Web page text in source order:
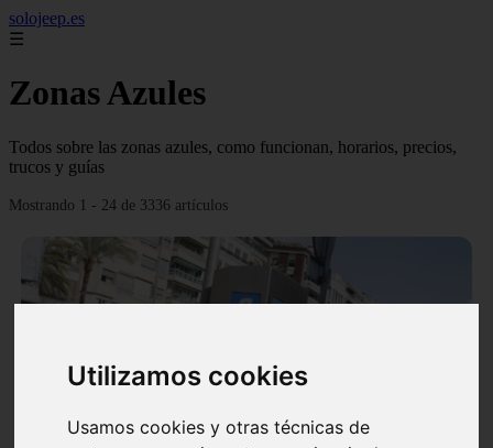
Utilizamos cookies
Usamos cookies y otras técnicas de
solojeep.es
☰
Zonas Azules
Todos sobre las zonas azules, como funcionan, horarios, precios,
trucos y guías
Mostrando 1 - 24 de 3336 artículos